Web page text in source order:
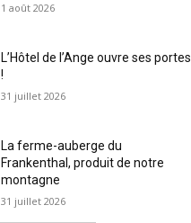
1 août 2026
L’Hôtel de l’Ange ouvre ses portes
!
31 juillet 2026
La ferme-auberge du
Frankenthal, produit de notre
montagne
31 juillet 2026